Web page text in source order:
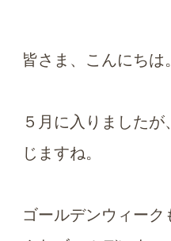
皆さま、こんにちは。
５月に入りました
じますね。
ゴールデンウィー